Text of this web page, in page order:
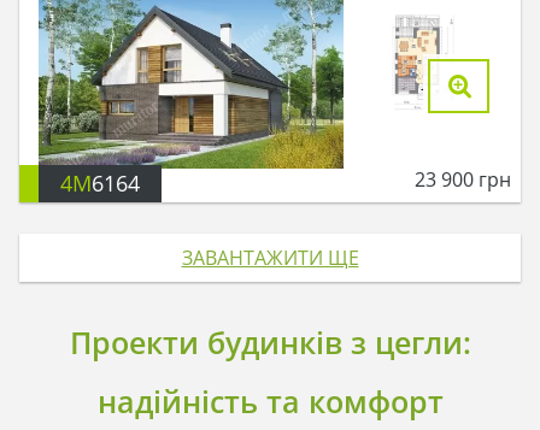
4M6164 23 900 грн
ЗАВАНТАЖИТИ ЩЕ
Проекти будинків з цегли:
надійність та комфорт